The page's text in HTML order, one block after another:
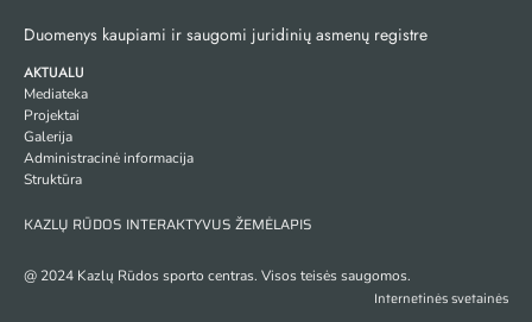
Duomenys kaupiami ir saugomi juridinių asmenų registre
AKTUALU
Mediateka
Projektai
Galerija
Administracinė informacija
Struktūra
KAZLŲ RŪDOS INTERAKTYVUS ŽEMĖLAPIS
@ 2024 Kazlų Rūdos sporto centras. Visos teisės saugomos.
Internetinės svetainės